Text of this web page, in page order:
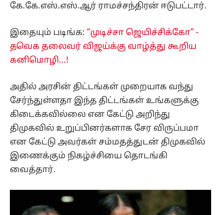
கே.கே.எஸ்.எஸ்.ஆர் ராமச்சந்திரன் ஈடுபட்டார்.
இதையும் படிங்க: “முடிச்சா ஜெயிச்சிக்கோ” -
தவெக தலைவர் விஜய்க்கு வாழ்த்து கூறிய
கனிமொழி...!
அதில் அரசின் திட்டங்கள் முறையாக வந்து
சேர்ந்துள்ளதா இந்த திட்டங்கள் உங்களுக்கு
கிடைக்கவில்லை என கேட்டு அறிந்து
திமுகவில் உறுப்பினர்களாக சேர விருப்பமா
என கேட்டு அவர்கள் சம்மதத்துடன் திமுகவில்
இணைக்கும் நிகழ்ச்சியை தொடங்கி
வைத்தார்.